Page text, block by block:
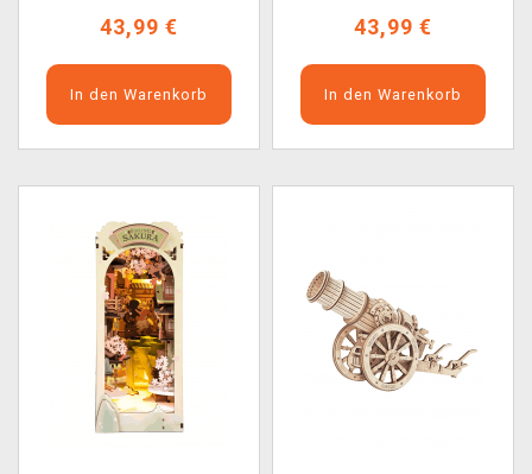
43,99 €
In den Warenkorb
43,99 €
In den Warenkorb